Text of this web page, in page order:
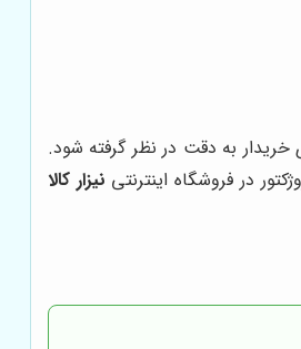
به دقت در نظر گرفته شود.
در فروشگاه اینترنتی نیزار کالا